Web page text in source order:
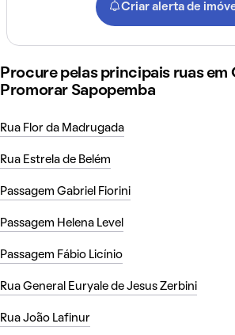
Criar alerta de
Procure pelas principais ruas
Promorar Sapopemba
Rua Flor da Madrugada
Rua Estrela de Belém
Passagem Gabriel Fiorini
Passagem Helena Level
Passagem Fábio Licínio
Rua General Euryale de Jesus Zerbini
Rua João Lafinur